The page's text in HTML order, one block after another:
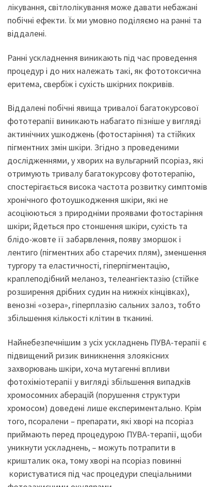
лікування, світлолікування може давати небажані
побічні ефекти. Їх ми умовно поділяємо на ранні та
віддалені.
Ранні ускладнення виникають під час проведення
процедур і до них належать такі, як фототоксична
еритема, свербіж і сухість шкірних покривів.
Віддалені побічні явища тривалої багатокурсової
фототерапії виникають набагато пізніше у вигляді
актинічних ушкоджень (фотостаріння) та стійких
пігментних змін шкіри. Згідно з проведеними
дослідженнями, у хворих на вульгарний псоріаз, які
отримують тривалу багатокурсову фототерапію,
спостерігається висока частота розвитку симптомів
хронічного фотоушкодження шкіри, які не
асоціюються з природніми проявами фотостаріння
шкіри; йдеться про стоншення шкіри, сухість та
блідо-жовте її забарвлення, появу зморшок і
лентиго (пігментних або старечих плям), зменшення
тургору та еластичності, гіперпігментацію,
краплеподібний меланоз, телеангіектазію (стійке
розширення дрібних судин на нижніх кінцівках),
венозні «озера», гіперплазію сальних залоз, тобто
збільшення кількості клітин в тканині.
Найнебезпечнішим з усіх ускладнень ПУВА-терапії є
підвищений ризик виникнення злоякісних
захворювань шкіри, хоча мутагенні впливи
фотохіміотерапії у вигляді збільшення випадків
хромосомних аберацій (порушення структури
хромосом) доведені лише експериментально. Крім
того, псоралени – препарати, які хворі на псоріаз
приймають перед процедурою ПУВА-терапії, щоби
уникнути ускладнень, – можуть потрапити в
кришталик ока, тому хворі на псоріаз повинні
користуватися під час процедури спеціальними